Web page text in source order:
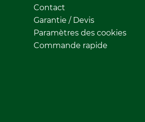
Contact
Garantie / Devis
Paramètres des cookies
Commande rapide
Tous les prix sont